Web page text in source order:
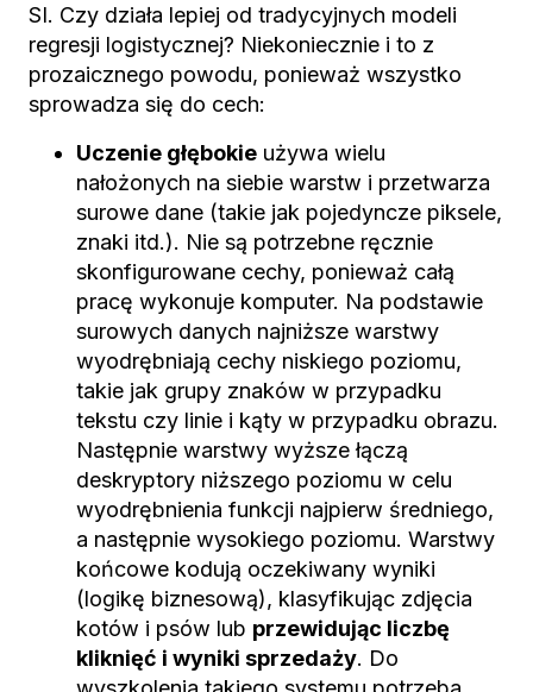
SI. Czy działa lepiej od tradycyjnych modeli
regresji logistycznej? Niekoniecznie i to z
prozaicznego powodu, ponieważ wszystko
sprowadza się do cech:
Uczenie głębokie używa wielu
nałożonych na siebie warstw i przetwarza
surowe dane (takie jak pojedyncze piksele,
znaki itd.). Nie są potrzebne ręcznie
skonfigurowane cechy, ponieważ całą
pracę wykonuje komputer. Na podstawie
surowych danych najniższe warstwy
wyodrębniają cechy niskiego poziomu,
takie jak grupy znaków w przypadku
tekstu czy linie i kąty w przypadku obrazu.
Następnie warstwy wyższe łączą
deskryptory niższego poziomu w celu
wyodrębnienia funkcji najpierw średniego,
a następnie wysokiego poziomu. Warstwy
końcowe kodują oczekiwany wyniki
(logikę biznesową), klasyfikując zdjęcia
kotów i psów lub przewidując liczbę
kliknięć i wyniki sprzedaży. Do